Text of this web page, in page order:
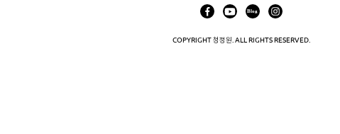
COPYRIGHT 청정원. ALL RIGHTS RESERVED.